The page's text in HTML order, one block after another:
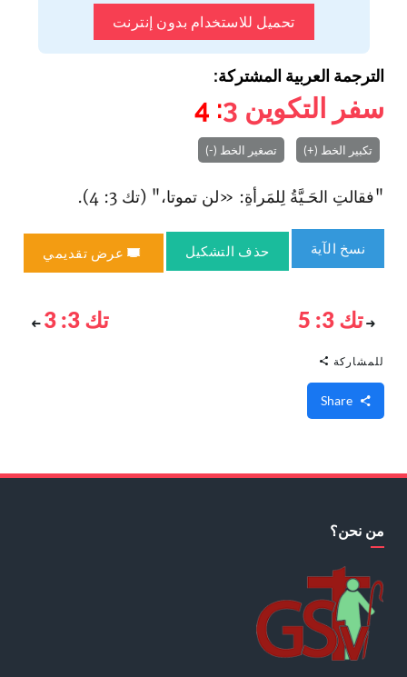
تحميل للاستخدام بدون إنترنت
الترجمة العربية المشتركة:
سفر التكوين 3
: 4
تكبير الخط (+) تصغير الخط (-)
"فقالتِ الحَـيَّةُ لِلمَرأةِ: «لن تموتا،" (تك 3: 4).
نسخ الآية حذف التشكيل عرض تقديمي
تك 3: 5 تك 3: 3
للمشاركة
من نحن؟